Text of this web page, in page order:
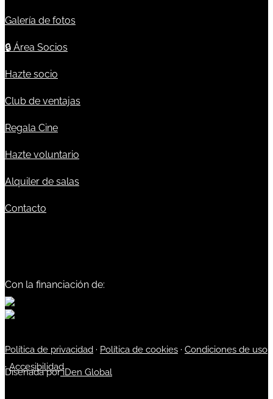
Galería de fotos
🔒 Área Socios
Hazte socio
Club de ventajas
Regala Cine
Hazte voluntario
Alquiler de salas
Contacto
Con la financiación de:
Política de privacidad · Política de cookies · Condiciones de uso
·Accesibilidad
Diseñada poriDen Global